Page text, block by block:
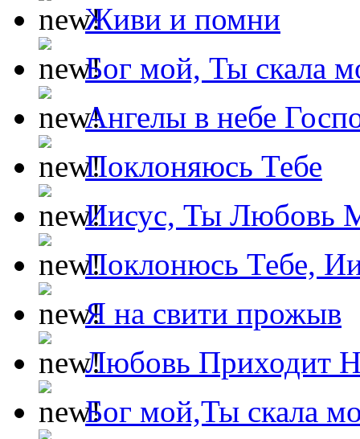
Живи и помни
Бог мой, Ты скала
Ангелы в небе
Поклоняюсь Тебе
Иисус, Ты Любовь
Поклонюсь Тебе,
Я на свити прожыв
Любовь Приходит
Бог мой,Ты скала